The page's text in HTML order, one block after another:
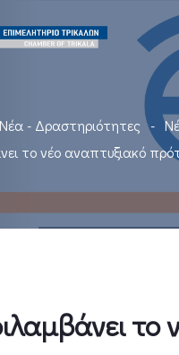
Νέα - Δραστηριότητες
το νέο αναπτυξιακό
το